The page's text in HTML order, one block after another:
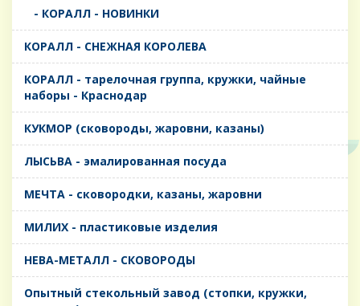
- КОРАЛЛ - НОВИНКИ
КОРАЛЛ - СНЕЖНАЯ КОРОЛЕВА
КОРАЛЛ - тарелочная группа, кружки, чайные
наборы - Краснодар
КУКМОР (сковороды, жаровни, казаны)
ЛЫСЬВА - эмалированная посуда
МЕЧТА - сковородки, казаны, жаровни
МИЛИХ - пластиковые изделия
НЕВА-МЕТАЛЛ - СКОВОРОДЫ
Опытный стекольный завод (стопки, кружки,